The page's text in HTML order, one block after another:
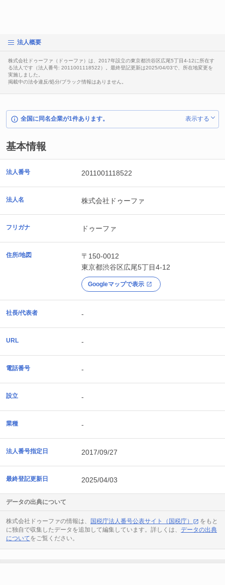
法人概要
株式会社ドゥーファ（ドゥーファ）は、2017年設立の東京都渋谷区広尾5丁目4-12に所在す
る法人です（法人番号: 2011001118522）。最終登記更新は2025/04/03で、所在地変更を
実施しました。
掲載中の法令違反/処分/ブラック情報はありません。
全国に同名企業が1件あります。 表示する
基本情報
法人番号 2011001118522
法人名 株式会社ドゥーファ
フリガナ ドゥーファ
住所/地図
〒150-0012
東京都渋谷区広尾5丁目4-12
Googleマップで表示
社長/代表者 -
URL -
電話番号 -
設立 -
業種 -
法人番号指定日 2017/09/27
最終登記更新日 2025/04/03
データの出典について
株式会社ドゥーファの情報は、 国税庁法人番号公表サイト（国税庁）
をもと
に独自で収集したデータを追加して編集しています。詳しくは、 データの出典
についてをご覧ください。